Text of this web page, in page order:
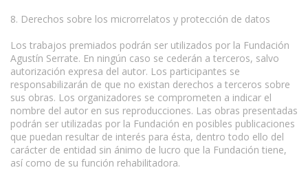
8. Derechos sobre los microrrelatos y protección de datos
Los trabajos premiados podrán ser utilizados por la Fundación
Agustín Serrate. En ningún caso se cederán a terceros, salvo
autorización expresa del autor. Los participantes se
responsabilizarán de que no existan derechos a terceros sobre
sus obras. Los organizadores se comprometen a indicar el
nombre del autor en sus reproducciones. Las obras presentadas
podrán ser utilizadas por la Fundación en posibles publicaciones
que puedan resultar de interés para ésta, dentro todo ello del
carácter de entidad sin ánimo de lucro que la Fundación tiene,
así como de su función rehabilitadora.